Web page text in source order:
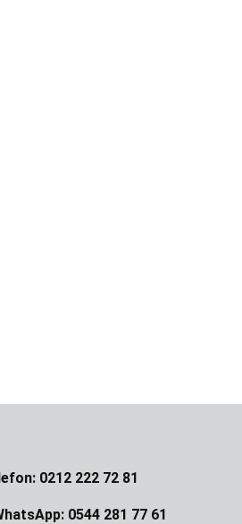
0212 222 72 81
0544 281 77 61